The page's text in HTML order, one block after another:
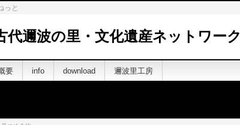
っと
邇波の里・文化遺産ネットワーク
要 info download 邇波里工房